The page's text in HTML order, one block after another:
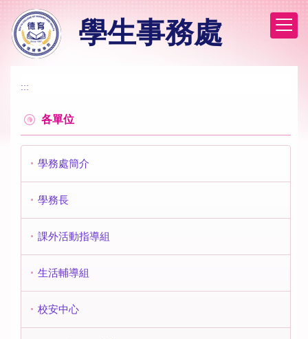
到
主
學生事務處
:::
各單位
學務處簡介
學務長
課外活動指導組
生活輔導組
校安中心